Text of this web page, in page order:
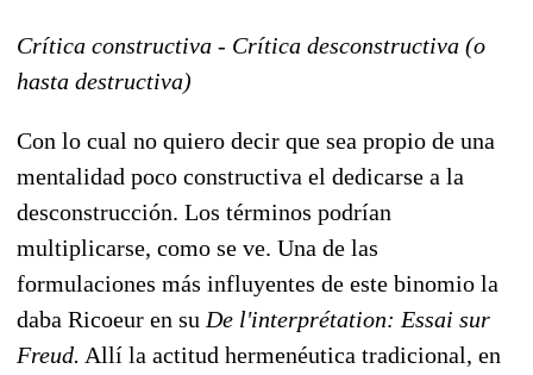
Crítica constructiva - Crítica desconstructiva (o
hasta destructiva)
Con lo cual no quiero decir que sea propio de una
mentalidad poco constructiva el dedicarse a la
desconstrucción. Los términos podrían
multiplicarse, como se ve. Una de las
formulaciones más influyentes de este binomio la
daba Ricoeur en su De l'interprétation: Essai sur
Freud. Allí la actitud hermenéutica tradicional, en